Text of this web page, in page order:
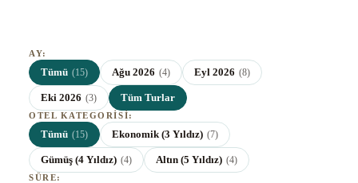
AY:
Tümü (15) Ağu 2026 (4) Eyl 2026 (8)
Eki 2026 (3) Tüm Turlar
OTEL KATEGORISI:
Tümü (15) Ekonomik (3 Yıldız) (7)
Gümüş (4 Yıldız) (4) Altın (5 Yıldız) (4)
SÜRE: